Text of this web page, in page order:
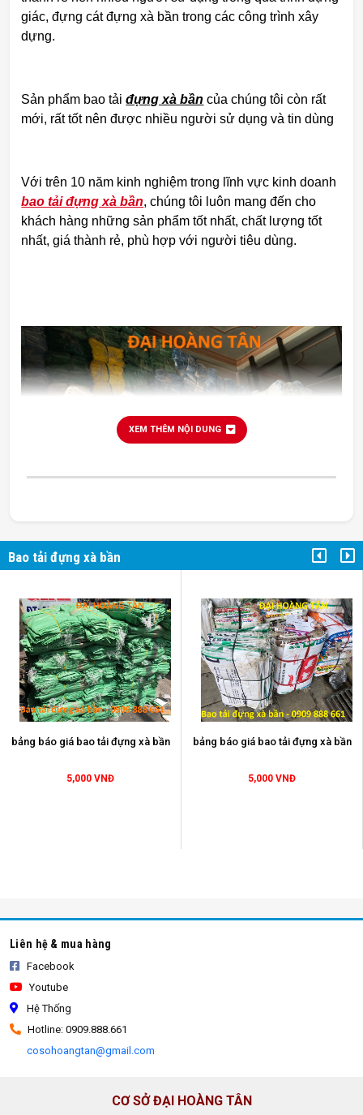
giác, đựng cát đựng xà bần trong các công trình xây
dựng.
Sản phẩm bao tảiđựng xà bần của chúng tôi còn rất
mới, rất tốt nên được nhiều người sử dụng và tin dùng
Với trên 10 năm kinh nghiệm trong lĩnh vực kinh doanh
bao tải đựng xà bần, chúng tôi luôn mang đến cho
khách hàng những sản phẩm tốt nhất, chất lượng tốt
nhất, giá thành rẻ, phù hợp với người tiêu dùng.
XEM THÊM NỘI DUNG
Bao tải đựng xà bần
bảng báo giá bao tải đựng xà bần
5,000 VNĐ
bảng báo giá bao tải đựng xà bần
5,000 VNĐ
Liên hệ & mua hàng
Facebook
Youtube
Hệ Thống
Hotline: 0909.888.661
cosohoangtan@gmail.com
CƠ SỞ ĐẠI HOÀNG TÂN